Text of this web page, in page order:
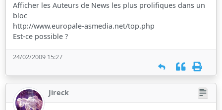
Afficher les Auteurs de News les plus prolifiques dans un
bloc
http://www.europale-asmedia.net/top.php
Est-ce possible ?
24/02/2009 15:27
Jireck